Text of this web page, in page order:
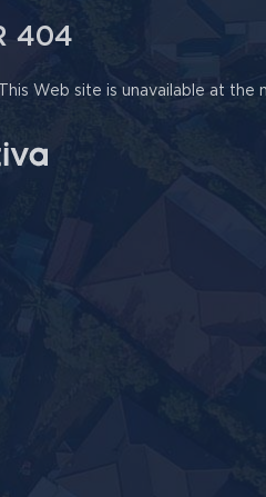
404
Web site is unavailable at the